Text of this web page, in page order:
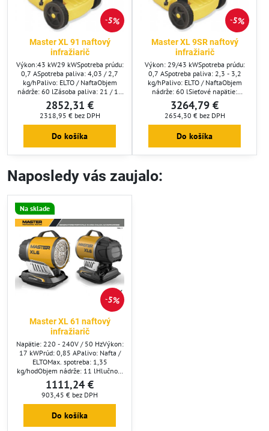
5%
Master XL 91 naftový
infražiarič
Výkon:43 kW29 kWSpotreba prúdu:
0,7 ASpotreba paliva: 4,03 / 2,7
kg/hPalivo: ELTO / NaftaObjem
nádrže: 60 lZásoba paliva: 21 / 14
hodínSieťové napätie: 230/50
V/HzMožnosť termostatu:
VoliteľnéČistá hmotnosť: 69
kgRozmery: 710 x 970 x 990 cm
2852,31 €
2318,95 € bez DPH
Do košíka
5%
Master XL 9SR naftový
infražiarič
Výkon: 29/43 kWSpotreba prúdu:
0,7 ASpotreba paliva: 2,3 - 3,2
kg/hPalivo: ELTO / NaftaObjem
nádrže: 60 lSieťové napätie:
230/50 V/HzMožnosť termostatu:
VoliteľnéČistá hmotnosť:
62Rozmery: 120 x 76 x 113 cm
3264,79 €
2654,30 € bez DPH
Do košíka
Naposledy vás zaujalo:
5%
Na sklade
Master XL 61 naftový
infražiarič
Napätie: 220 - 240V / 50 HzVýkon:
17 kWPrúd: 0,85 APalivo: Nafta /
ELTOMax. spotreba: 1,35
kg/hodObjem nádrže: 11 lHlučnosť
v 7m: 68 dBRozmery: 60x38x58
cmHmotnosť: 18 kg
1111,24 €
903,45 € bez DPH
Do košíka